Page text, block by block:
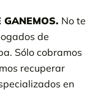
GANEMOS. No te
de
Sólo cobramos
recuperar
en